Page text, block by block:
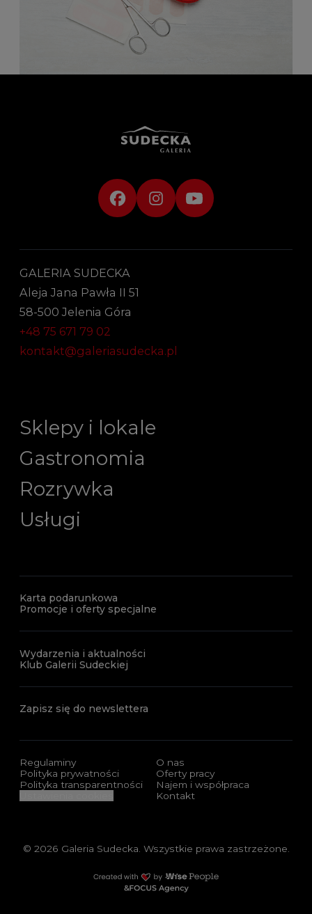
GALERIA SUDECKA
Aleja Jana Pawła II 51
58-500 Jelenia Góra
+48 75 671 79 02
kontakt@galeriasudecka.pl
Sklepy i lokale
Gastronomia
Rozrywka
Usługi
Karta podarunkowa
Promocje i oferty specjalne
Wydarzenia i aktualności
Klub Galerii Sudeckiej
Zapisz się do newslettera
Regulaminy
Polityka prywatności
Polityka transparentności
O nas
Oferty pracy
Najem i współpraca
Kontakt
© 2026 Galeria Sudecka. Wszystkie prawa zastrzeżone.